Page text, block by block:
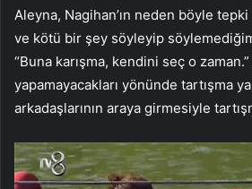
Aleyna, Nagihan’ın neden böyle
ve kötü bir şey söyleyip
“Buna karışma, kendini seç o
yapamayacakları yönünde tartışma
arkadaşlarının araya girmesiyle